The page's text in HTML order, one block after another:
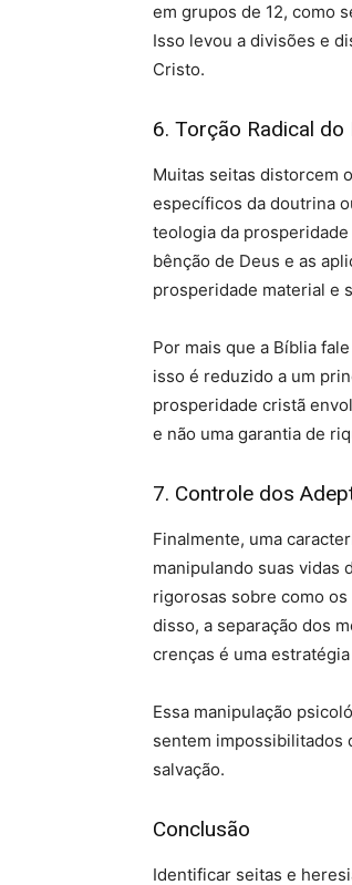
em grupos de 12, como
Isso levou a divisões e
Cristo.
6. Torção Radical do
Muitas seitas distorcem
específicos da doutrina
teologia da
bênção de Deus e as
prosperidade material e
Por mais que a Bíblia
isso é reduzido a um
prosperidade cristã
e não uma garantia de
7. Controle dos
Finalmente, uma
manipulando suas vidas
rigorosas sobre como
disso, a separação dos
crenças é uma
Essa manipulação
sentem impossibilitados
salvação.
Conclusão
Identificar seitas e